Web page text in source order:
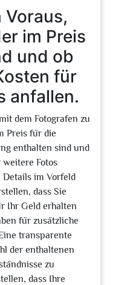
Voraus,
im Preis
und ob
für
anfallen.
dem Fotografen zu
Preis für die
enthalten sind und
Fotos
Details im Vorfeld
dass Sie
Ihr Geld erhalten
für zusätzliche
transparente
der enthaltenen
zu
dass Ihre